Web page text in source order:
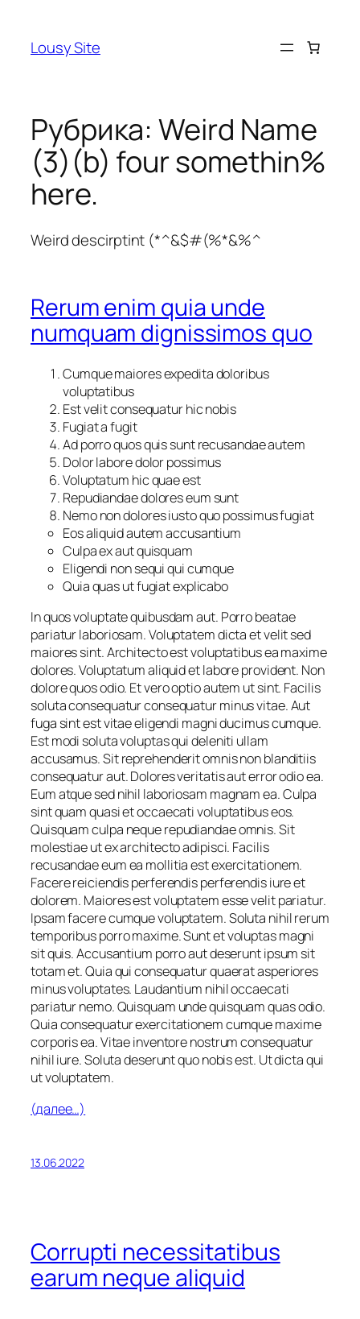
содержимому
Lousy Site
Рубрика:Weird Name
(3)(b) four somethin%
here.
Weird descirptint (*^&$#(%*&%^
Rerum enim quia unde
numquam dignissimos quo
Cumque maiores expedita doloribus
voluptatibus
Est velit consequatur hic nobis
Fugiat a fugit
Ad porro quos quis sunt recusandae autem
Dolor labore dolor possimus
Voluptatum hic quae est
Repudiandae dolores eum sunt
Nemo non dolores iusto quo possimus fugiat
Eos aliquid autem accusantium
Culpa ex aut quisquam
Eligendi non sequi qui cumque
Quia quas ut fugiat explicabo
In quos voluptate quibusdam aut. Porro beatae
pariatur laboriosam. Voluptatem dicta et velit sed
maiores sint. Architecto est voluptatibus ea maxime
dolores. Voluptatum aliquid et labore provident. Non
dolore quos odio. Et vero optio autem ut sint. Facilis
soluta consequatur consequatur minus vitae. Aut
fuga sint est vitae eligendi magni ducimus cumque.
Est modi soluta voluptas qui deleniti ullam
accusamus. Sit reprehenderit omnis non blanditiis
consequatur aut. Dolores veritatis aut error odio ea.
Eum atque sed nihil laboriosam magnam ea. Culpa
sint quam quasi et occaecati voluptatibus eos.
Quisquam culpa neque repudiandae omnis. Sit
molestiae ut ex architecto adipisci. Facilis
recusandae eum ea mollitia est exercitationem.
Facere reiciendis perferendis perferendis iure et
dolorem. Maiores est voluptatem esse velit pariatur.
Ipsam facere cumque voluptatem. Soluta nihil rerum
temporibus porro maxime. Sunt et voluptas magni
sit quis. Accusantium porro aut deserunt ipsum sit
totam et. Quia qui consequatur quaerat asperiores
minus voluptates. Laudantium nihil occaecati
pariatur nemo. Quisquam unde quisquam quas odio.
Quia consequatur exercitationem cumque maxime
corporis ea. Vitae inventore nostrum consequatur
nihil iure. Soluta deserunt quo nobis est. Ut dicta qui
ut voluptatem.
(далее…)
13.06.2022
Corrupti necessitatibus
earum neque aliquid